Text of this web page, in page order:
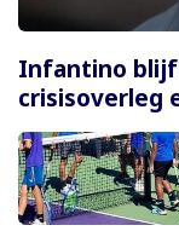
Infantino
crisisoverleg